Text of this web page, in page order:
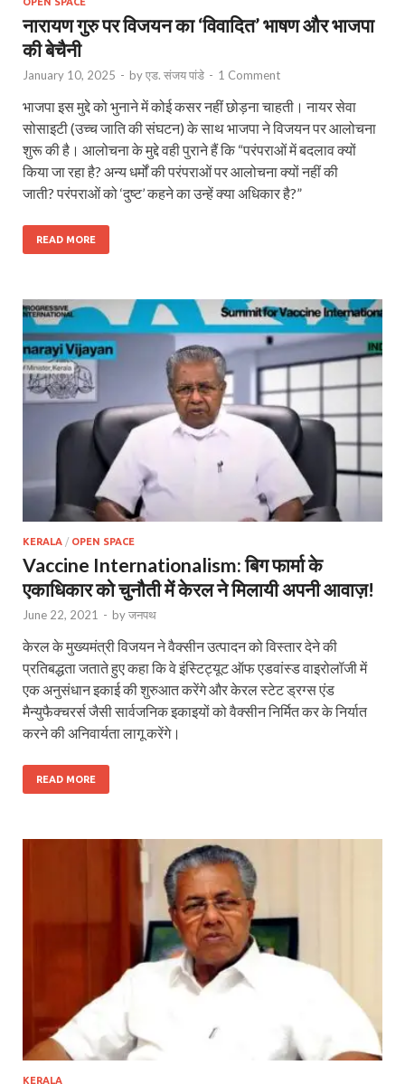
नारायण गुरु पर विजयन का ‘विवादित’ भाषण और भाजपा
की बेचैनी
January 10, 2025 - byएड. संजय पांडे - 1 Comment
भाजपा इस मुद्दे को भुनाने में कोई कसर नहीं छोड़ना चाहती। नायर सेवा
सोसाइटी (उच्च जाति की संघटन) के साथ भाजपा ने विजयन पर आलोचना
शुरू की है। आलोचना के मुद्दे वही पुराने हैं कि “परंपराओं में बदलाव क्यों
किया जा रहा है? अन्य धर्मों की परंपराओं पर आलोचना क्यों नहीं की
जाती? परंपराओं को ‘दुष्ट’ कहने का उन्हें क्या अधिकार है?”
READ MORE
KERALA / OPEN SPACE
Vaccine Internationalism: बिग फार्मा के
एकाधिकार को चुनौती में केरल ने मिलायी अपनी आवाज़!
June 22, 2021 - byजनपथ
केरल के मुख्‍यमंत्री विजयन ने वैक्‍सीन उत्‍पादन को विस्‍तार देने की
प्रतिबद्धता जताते हुए कहा कि वे इंस्टिट्यूट ऑफ एडवांस्‍ड वाइरोलॉजी में
एक अनुसंधान इकाई की शुरुआत करेंगे और केरल स्‍टेट ड्रग्‍स एंड
मैन्‍युफैक्‍चरर्स जैसी सार्वजनिक इकाइयों को वैक्‍सीन निर्मित कर के निर्यात
करने की अनिवार्यता लागू करेंगे।
READ MORE
KERALA